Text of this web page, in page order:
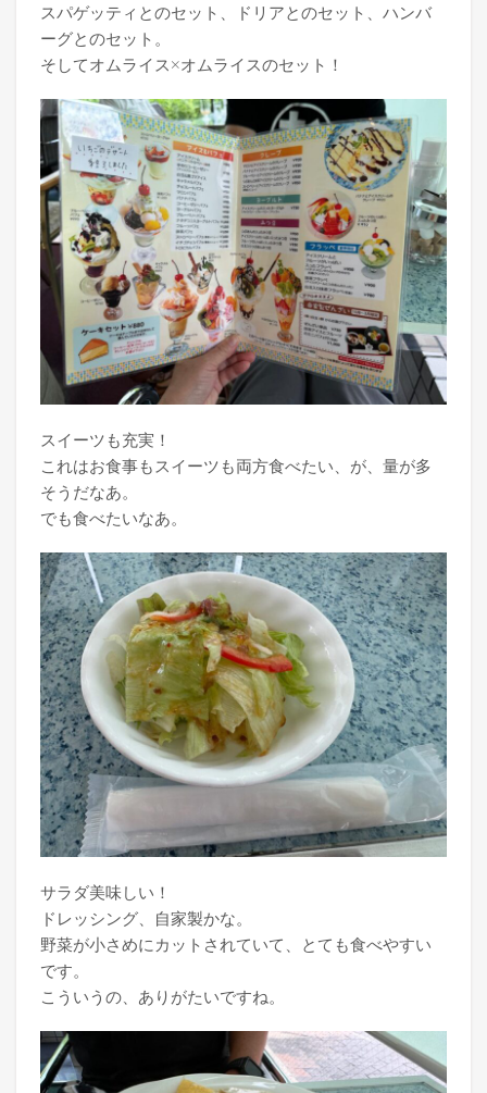
スパゲッティとのセット、ドリアとのセット、ハンバ
ーグとのセット。
そしてオムライス×オムライスのセット！
スイーツも充実！
これはお食事もスイーツも両方食べたい、が、量が多
そうだなあ。
でも食べたいなあ。
サラダ美味しい！
ドレッシング、自家製かな。
野菜が小さめにカットされていて、とても食べやすい
です。
こういうの、ありがたいですね。